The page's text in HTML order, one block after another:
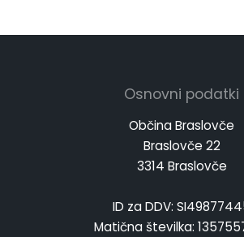
Osnovni podatki
Občina Braslovče
Braslovče 22
3314 Braslovče
ID za DDV:
Matična številka: